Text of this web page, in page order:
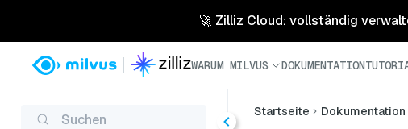
🚀 Zilliz Cloud: vollständig
WARUM MILVUS DOKUMENTATION
Suchen Startseite Dokumentation